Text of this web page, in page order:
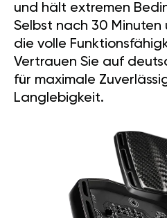
und hält extremen
Selbst nach 30 Minuten
die volle
Vertrauen Sie auf
für maximale
Langlebigkeit.